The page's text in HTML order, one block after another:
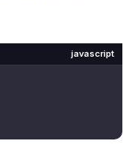
javascript